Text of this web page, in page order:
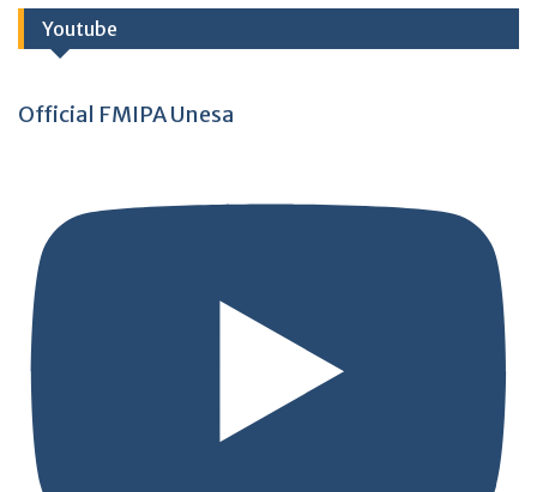
Youtube
Official FMIPA Unesa